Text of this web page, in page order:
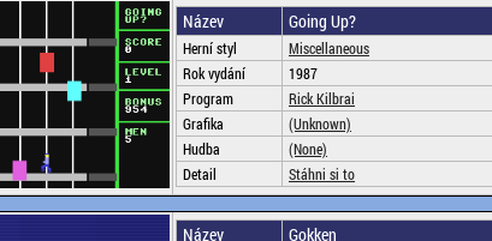
Název Going Up?
Herní styl
Miscellaneous
Rok vydání
1987
Program
Rick Kilbrai
Grafika
(Unknown)
Hudba
(None)
Detail
Stáhni si to
Název Gokken